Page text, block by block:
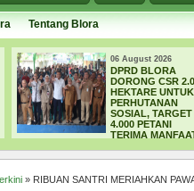
Tentang Blora
06 August 2026
DPRD BLORA
DORONG CSR 2.000
HEKTARE UNTUK
PERHUTANAN
SOSIAL, TARGET
4.000 PETANI
TERIMA MANFAAT
» RIBUAN SANTRI MERIAHKAN